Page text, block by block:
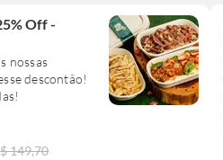
Off -
nossas
descontão!
100g.
149,70